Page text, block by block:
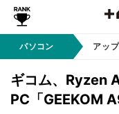
パソコンWindows アッ
ギコム、Ryzen
PC「GEEKOM